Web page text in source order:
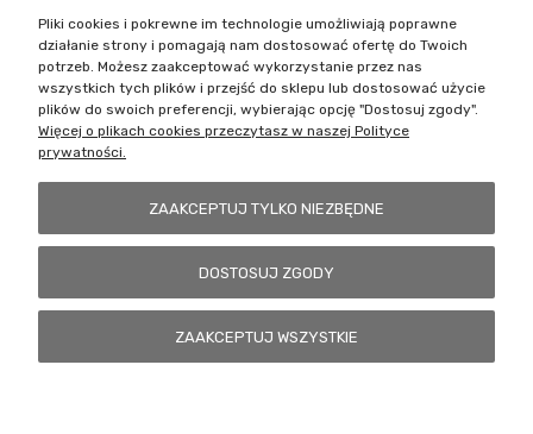
Zakupy
Pomoc
Pliki cookies i pokrewne im technologie umożliwiają poprawne
działanie strony i pomagają nam dostosować ofertę do Twoich
potrzeb. Możesz zaakceptować wykorzystanie przez nas
wszystkich tych plików i przejść do sklepu lub dostosować użycie
plików do swoich preferencji, wybierając opcję "Dostosuj zgody".
Więcej o plikach cookies przeczytasz w naszej Polityce
prywatności.
ZAAKCEPTUJ TYLKO NIEZBĘDNE
DOSTOSUJ ZGODY
ZAAKCEPTUJ WSZYSTKIE